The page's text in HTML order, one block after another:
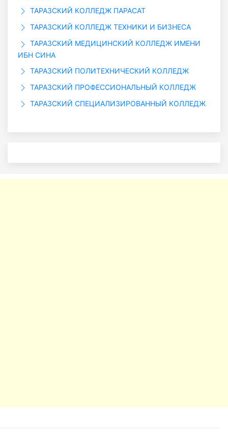
ТАРАЗСКИЙ КОЛЛЕДЖ ПАРАСАТ
ТАРАЗСКИЙ КОЛЛЕДЖ ТЕХНИКИ И БИЗНЕСА
ТАРАЗСКИЙ МЕДИЦИНСКИЙ КОЛЛЕДЖ ИМЕНИ
ИБН СИНА
ТАРАЗСКИЙ ПОЛИТЕХНИЧЕСКИЙ КОЛЛЕДЖ
ТАРАЗСКИЙ ПРОФЕССИОНАЛЬНЫЙ КОЛЛЕДЖ
ТАРАЗСКИЙ СПЕЦИАЛИЗИРОВАННЫЙ КОЛЛЕДЖ